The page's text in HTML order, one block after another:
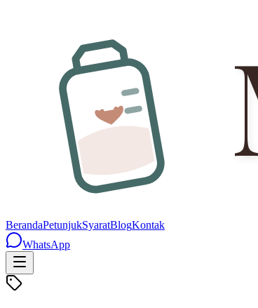
BerandaPetunjukSyaratBlogKontak
WhatsApp